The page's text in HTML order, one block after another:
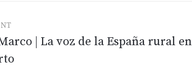
| La voz de la España rural en